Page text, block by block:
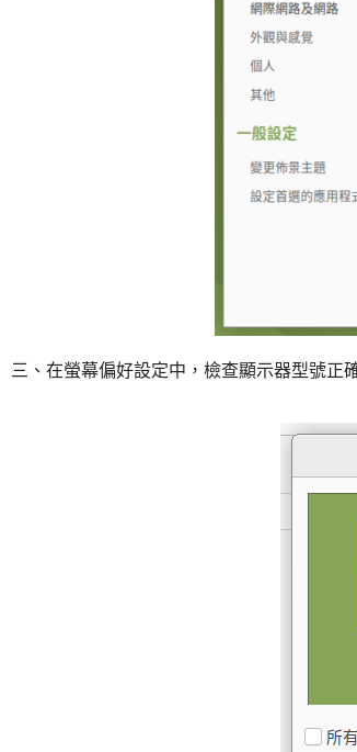
三、在螢幕偏好設定中，檢查顯示器型號正